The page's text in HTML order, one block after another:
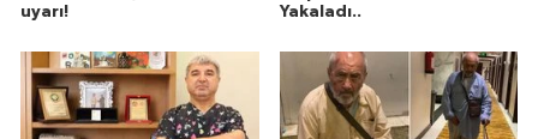
uyarı!
Yakaladı..